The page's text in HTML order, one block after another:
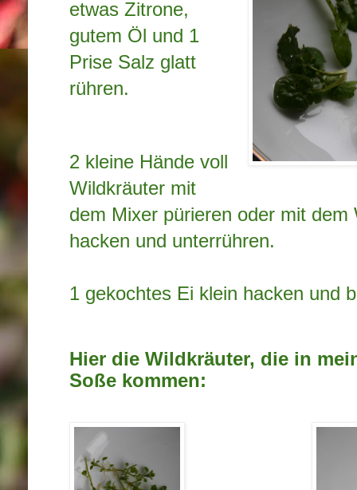
etwas Zitrone,
gutem Öl und 1
Prise Salz glatt
rühren.
2 kleine Hände voll
Wildkräuter mit
dem Mixer pürieren oder mit
hacken und unterrühren.
1 gekochtes Ei klein hacken und
Hier die Wildkräuter, die in
Soße kommen: